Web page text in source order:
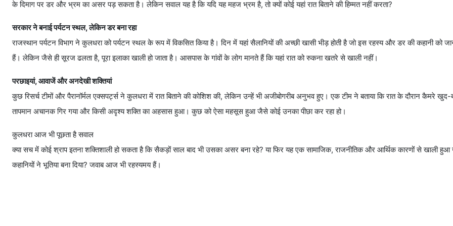
के दिमाग पर डर और भ्रम का असर पड़ सकता है। लेकिन सवाल यह है कि यदि यह महज भ्रम है, तो क्यों कोई यहां रात बिताने की हिम्मत नहीं करता?
सरकार ने बनाई पर्यटन स्थल, लेकिन डर बना रहा
राजस्थान पर्यटन विभाग ने कुलधरा को पर्यटन स्थल के रूप में विकसित किया है। दिन में यहां सैलानियों की अच्छी खासी भीड़ होती है जो इस रहस्य और डर की कहानी को
हैं। लेकिन जैसे ही सूरज ढलता है, पूरा इलाका खाली हो जाता है। आसपास के गांवों के लोग मानते हैं कि यहां रात को रुकना खतरे से खाली नहीं।
परछाइयां, आवाजें और अनदेखी शक्तियां
कुछ रिसर्च टीमों और पैरानॉर्मल एक्सपर्ट्स ने कुलधरा में रात बिताने की कोशिश की, लेकिन उन्हें भी अजीबोगरीब अनुभव हुए। एक टीम ने बताया कि रात के दौरान कैमरे
तापमान अचानक गिर गया और किसी अदृश्य शक्ति का अहसास हुआ। कुछ को ऐसा महसूस हुआ जैसे कोई उनका पीछा कर रहा हो।
कुलधरा आज भी पूछता है सवाल
क्या सच में कोई श्राप इतना शक्तिशाली हो सकता है कि सैकड़ों साल बाद भी उसका असर बना रहे? या फिर यह एक सामाजिक, राजनीतिक और आर्थिक कारणों से खाली हुआ
कहानियों ने भूतिया बना दिया? जवाब आज भी रहस्यमय हैं।